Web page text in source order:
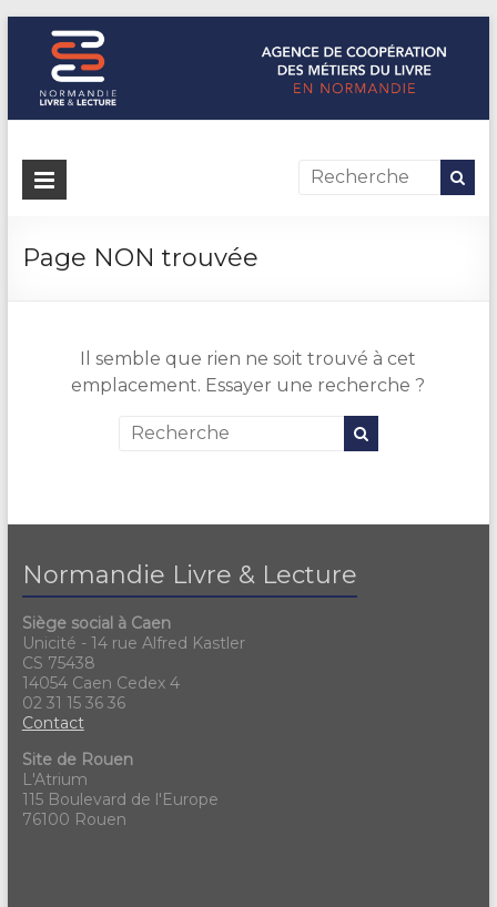
Normandie Livre & Lecture
L'agence de coopération des métiers du livre en Normandie
Page NON trouvée
Il semble que rien ne soit trouvé à cet
emplacement. Essayer une recherche ?
Normandie Livre & Lecture
Siège social à Caen
Unicité - 14 rue Alfred Kastler
CS 75438
14054 Caen Cedex 4
02 31 15 36 36
Contact
Site de Rouen
L'Atrium
115 Boulevard de l'Europe
76100 Rouen